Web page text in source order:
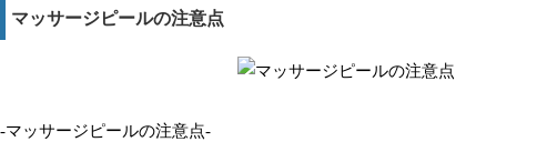
マッサージピールの注意点
-マッサージピールの注意点-